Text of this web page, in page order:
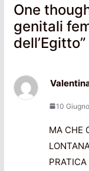
One
genitali
dell’Egitto”
10
MA CHE